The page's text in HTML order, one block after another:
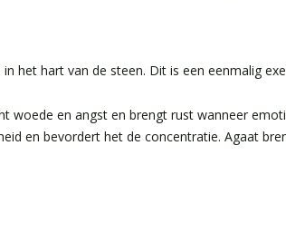
het hart van de steen. Dit is een eenmalig
woede en angst en brengt rust wanneer
en bevordert het de concentratie. Agaat